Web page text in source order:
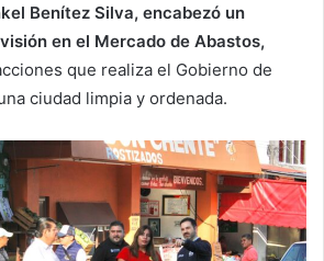
Benítez Silva, encabezó un
en el Mercado de Abastos,
que realiza el Gobierno de
ciudad limpia y ordenada.